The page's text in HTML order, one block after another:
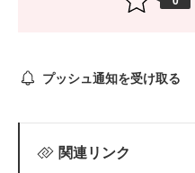
プッシュ通知を受け取る
関連リンク